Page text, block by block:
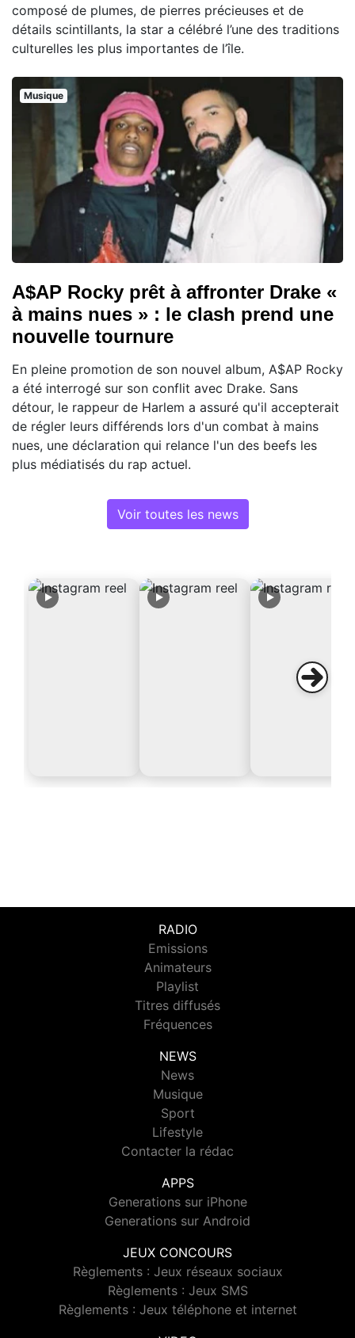
composé de plumes, de pierres précieuses et de
détails scintillants, la star a célébré l’une des traditions
culturelles les plus importantes de l’île.
Musique
A$AP Rocky prêt à affronter Drake «
à mains nues » : le clash prend une
nouvelle tournure
En pleine promotion de son nouvel album, A$AP Rocky
a été interrogé sur son conflit avec Drake. Sans
détour, le rappeur de Harlem a assuré qu'il accepterait
de régler leurs différends lors d'un combat à mains
nues, une déclaration qui relance l'un des beefs les
plus médiatisés du rap actuel.
Voir toutes les news
RADIO
Emissions
Animateurs
Playlist
Titres diffusés
Fréquences
NEWS
News
Musique
Sport
Lifestyle
Contacter la rédac
APPS
Generations sur iPhone
Generations sur Android
JEUX CONCOURS
Règlements : Jeux réseaux sociaux
Règlements : Jeux SMS
Règlements : Jeux téléphone et internet